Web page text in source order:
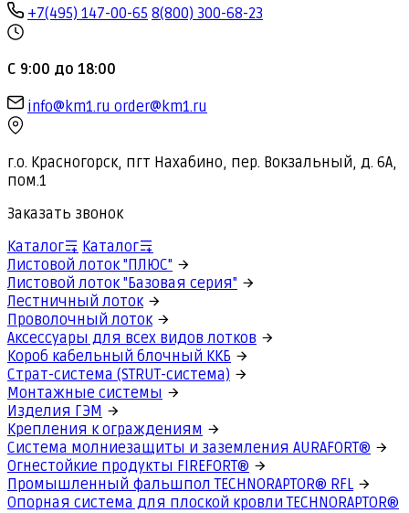
+7(495) 147-00-65 8(800) 300-68-23
С 9:00 до 18:00
info@km1.ru order@km1.ru
г.о. Красногорск, пгт Нахабино, пер. Вокзальный, д. 6А,
пом.1
Заказать звонок
Каталог
Каталог
Листовой лоток "ПЛЮС"
Листовой лоток "Базовая серия"
Лестничный лоток
Проволочный лоток
Аксессуары для всех видов лотков
Короб кабельный блочный ККБ
Страт-система (STRUT-система)
Монтажные системы
Изделия ГЭМ
Крепления к ограждениям
Система молниезащиты и заземления AURAFORT®
Огнестойкие продукты FIREFORT®
Промышленный фальшпол TECHNORAPTOR® RFL
Опорная система для плоской кровли TECHNORAPTOR®